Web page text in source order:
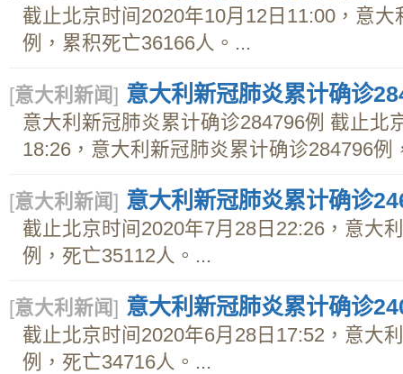
截止北京时间2020年10月12日11:00，意
例，累积死亡36166人。...
[意大利新闻] 意大利新冠肺炎累计确诊
意大利新冠肺炎累计确诊284796例 截止北
18:26，意大利新冠肺炎累计确诊284796例
[意大利新闻] 意大利新冠肺炎累计确诊
截止北京时间2020年7月28日22:26，意大
例，死亡35112人。...
[意大利新闻] 意大利新冠肺炎累计确诊
截止北京时间2020年6月28日17:52，意大
例，死亡34716人。...